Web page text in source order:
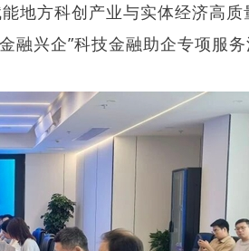
地方科创产业与实体经济高
融兴企”科技金融助企专项服